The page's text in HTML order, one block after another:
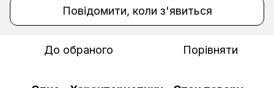
Повідомити, коли з'явиться
До обраного Порівняти